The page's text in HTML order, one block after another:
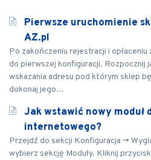
Pierwsze uruchomienie
AZ.pl
Po zakończeniu rejestracji i
do pierwszej konfiguracji. Rozpocznij
wskazania adresu pod którym sklep
dokonaj jego...
Jak wstawić nowy moduł
internetowego?
Przejdź do sekcji Konfiguracja ->
wybierz sekcję Moduły. Kliknij